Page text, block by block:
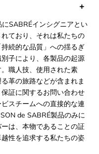
SABRÉインシグニアとい
ており、それは私たちの
続的な品質」への揺るぎ
子により、各製品の起源
職人技、使用された素
革の旅路などが含まれま
証に関するお問い合わせ
スチームへの直接的な連
de SABRÉ製品のみに
は、本物であることの証
性を追求する私たちの姿